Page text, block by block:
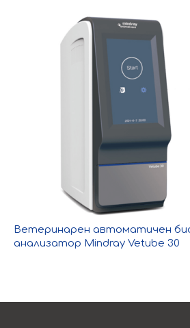
Ветеринарен автоматичен
анализатор Mindray Vetube 30